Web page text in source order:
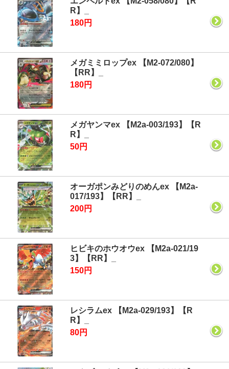
R】_
180円
メガミミロップex 【M2-072/080】
【RR】_
180円
メガヤンマex 【M2a-003/193】【R
R】_
50円
オーガポンみどりのめんex 【M2a-
017/193】【RR】_
200円
ヒビキのホウオウex 【M2a-021/19
3】【RR】_
150円
レシラムex 【M2a-029/193】【R
R】_
80円